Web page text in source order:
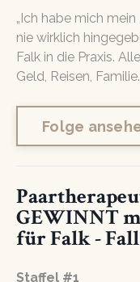
„Ich habe mich
nie wirklich
Falk in die Praxis.
Geld, Reisen,
Folge
GEWINNT
für Falk - Fall
Staffel #1